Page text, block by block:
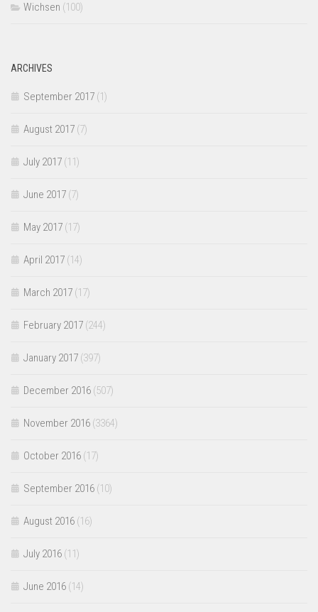
Wichsen (100)
ARCHIVES
September 2017 (1)
August 2017 (7)
July 2017 (11)
June 2017 (7)
May 2017 (17)
April 2017 (14)
March 2017 (17)
February 2017 (244)
January 2017 (397)
December 2016 (507)
November 2016 (3364)
October 2016 (17)
September 2016 (10)
August 2016 (16)
July 2016 (11)
June 2016 (14)